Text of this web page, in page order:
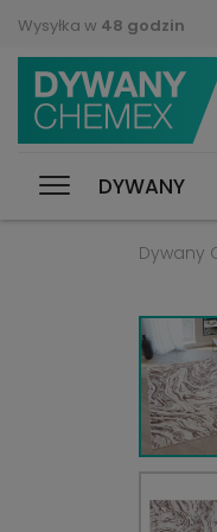
Wysyłka w 48 godzin
DYWANY
Dywany